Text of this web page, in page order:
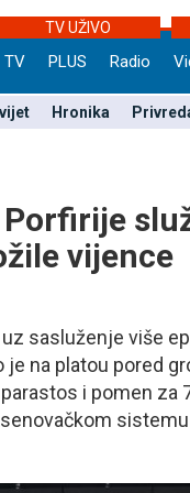
TV UŽIVO
TV PLUS Radio
Hronika
vijence
sasluženje više
na platou pored
i pomen za